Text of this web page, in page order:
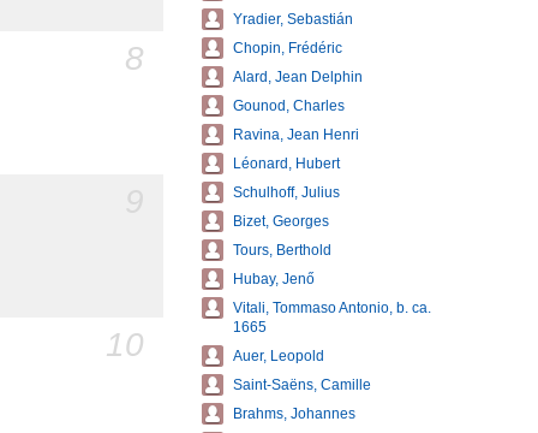
8
10
Yradier, Sebastián
Chopin, Frédéric
Alard, Jean Delphin
Gounod, Charles
Ravina, Jean Henri
Léonard, Hubert
Schulhoff, Julius
Bizet, Georges
Tours, Berthold
Hubay, Jenő
Vitali, Tommaso Antonio, b. ca.
1665
Auer, Leopold
Saint-Saëns, Camille
Brahms, Johannes